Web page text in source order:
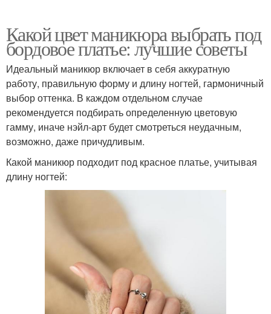
Какой цвет маникюра выбрать под
бордовое платье: лучшие советы
Идеальный маникюр включает в себя аккуратную
работу, правильную форму и длину ногтей, гармоничный
выбор оттенка. В каждом отдельном случае
рекомендуется подбирать определенную цветовую
гамму, иначе нэйл-арт будет смотреться неудачным,
возможно, даже причудливым.
Какой маникюр подходит под красное платье, учитывая
длину ногтей: